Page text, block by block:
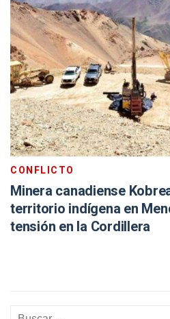
CONFLICTO
Minera canadiense
territorio indígena en
tensión en la Cordillera